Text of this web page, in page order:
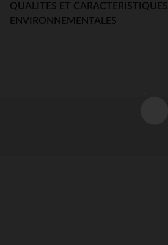
QUALITES ET CARACTERISTIQUES
ENVIRONNEMENTALES